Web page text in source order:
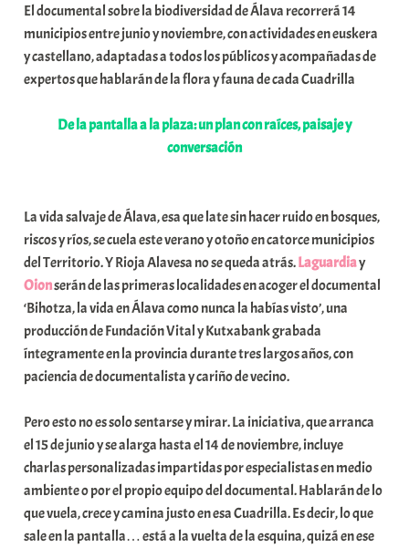
a
r
E
r
i
K
o
m
u
n
i
t
a
e
a
El documental sobre la biodiversidad de Álava recorrerá 14
municipios entre junio y noviembre, con actividades en euskera
y castellano, adaptadas a todos los públicos y acompañadas de
expertos que hablarán de la flora y fauna de cada Cuadrilla
De la pantalla a la plaza: un plan con raíces, paisaje y
conversación
La vida salvaje de Álava, esa que late sin hacer ruido en bosques,
riscos y ríos, se cuela este verano y otoño en catorce municipios
del Territorio. Y Rioja Alavesa no se queda atrás.Laguardiay
Oionserán de las primeras localidades en acoger el documental
‘Bihotza, la vida en Álava como nunca la habías visto’, una
producción de Fundación Vital y Kutxabank grabada
íntegramente en la provincia durante tres largos años, con
paciencia de documentalista y cariño de vecino.
Pero esto no es solo sentarse y mirar. La iniciativa, que arranca
el 15 de junio y se alarga hasta el 14 de noviembre, incluye
charlas personalizadas impartidas por especialistas en medio
ambiente o por el propio equipo del documental. Hablarán de lo
que vuela, crece y camina justo en esa Cuadrilla. Es decir, lo que
sale en la pantalla… está a la vuelta de la esquina, quizá en ese